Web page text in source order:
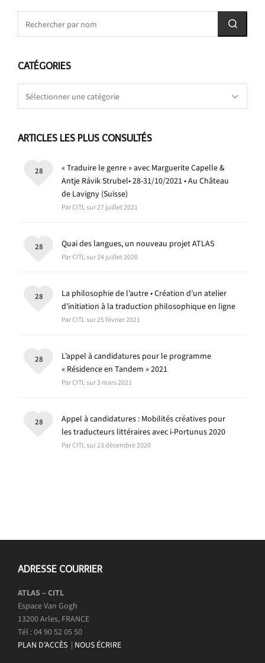
CATÉGORIES
ARTICLES LES PLUS CONSULTÉS
« Traduire le genre » avec Marguerite Capelle &
Antje Rávik Strubel• 28-31/10/2021 • Au Château
de Lavigny (Suisse)
Par CITL sur 27 juillet 2021
28
Quai des langues, un nouveau projet ATLAS
Par CITL sur 24 juillet 2020
28
La philosophie de l’autre • Création d’un atelier
d’initiation à la traduction philosophique en ligne
Par CITL sur 25 février 2021
28
L’appel à candidatures pour le programme
« Résidence en Tandem » 2021
Par CITL sur 3 mars 2021
28
Appel à candidatures : Mobilités créatives pour
les traducteurs littéraires avec i-Portunus 2020
Par CITL sur 23 décembre 2020
28
ADRESSE COURRIER
ATLAS – CITL
Espace Van Gogh
13200 Arles, FRANCE
Tél : 04 90 52 05 50
PLAN D’ACCÈS | NOUS ÉCRIRE